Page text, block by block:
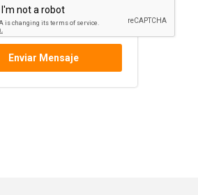
Enviar Mensaje